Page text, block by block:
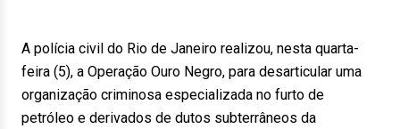
A polícia civil do Rio de Janeiro realizou, nesta quarta-
feira (5), a Operação Ouro Negro, para desarticular uma
organização criminosa especializada no furto de
petróleo e derivados de dutos subterrâneos da